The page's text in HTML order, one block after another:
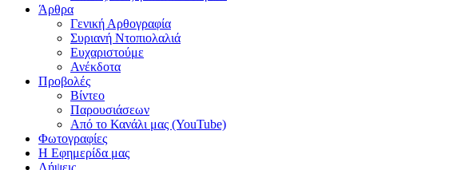
Άρθρα
Γενική Αρθογραφία
Συριανή Ντοπιολαλιά
Ευχαριστούμε
Ανέκδοτα
Προβολές
Βίντεο
Παρουσιάσεων
Από το Κανάλι μας (YouTube)
Φωτογραφίες
Η Εφημερίδα μας